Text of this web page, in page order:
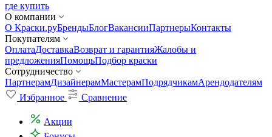
где купить
О компании
О Краски.руБрендыБлогВакансииПартнерыКонтакты
Покупателям
ОплатаДоставкаВозврат и гарантияЖалобы и
предложенияПомощьПодбор краски
Сотрудничество
ПартнерамДизайнерамМастерамПодрядчикамАрендодателям
Избранное
Сравнение
Акции